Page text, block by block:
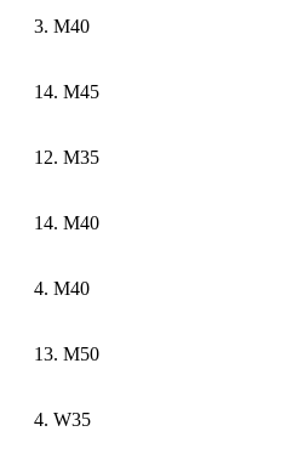
3. M40
14. M45
12. M35
14. M40
4. M40
13. M50
4. W35